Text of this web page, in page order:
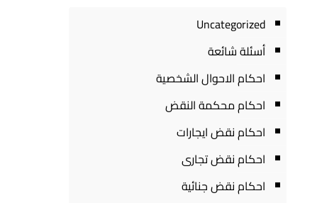
Uncategorized
أسئلة شائعة
احكام الاحوال الشخصية
احكام محكمة النقض
احكام نقض ايجارات
احكام نقض تجارى
احكام نقض جنائية